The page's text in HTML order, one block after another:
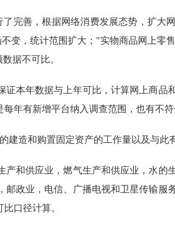
完善，根据网络消费发展态势，扩大
变，统计范围扩大；"实物商品网上零
据不可比。
本年数据与上年可比，计算网上商品
年有新增平台纳入调查范围，也有不
造和购置固定资产的工作量以及与此
和供应业，燃气生产和供应业，水的
政业，电信、广播电视和卫星传输服
口径计算。